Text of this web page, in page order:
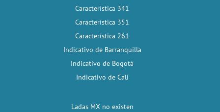
Característica 341
Característica 351
Característica 261
Indicativo de Barranquilla
Indicativo de Bogotá
Indicativo de Cali
Ladas MX no existen